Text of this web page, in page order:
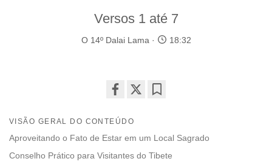
Versos 1 até 7
O 14º Dalai Lama 18:32
on
facebook
VISÃO GERAL DO CONTEÚDO
Aproveitando o Fato de Estar em um Local Sagrado
Conselho Prático para Visitantes do Tibete